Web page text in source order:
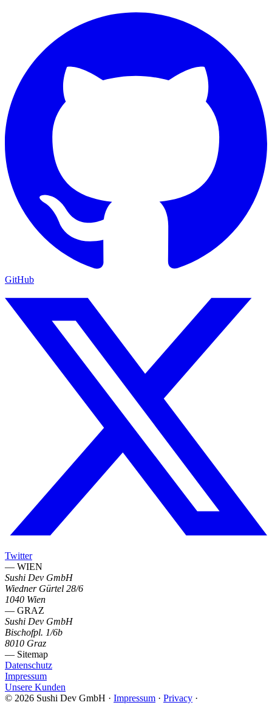
GitHub
Twitter
— WIEN
Sushi Dev GmbH
Wiedner Gürtel 28/6
1040 Wien
— GRAZ
Sushi Dev GmbH
Bischofpl. 1/6b
8010 Graz
— Sitemap
Datenschutz
Impressum
Unsere Kunden
© 2026 Sushi Dev GmbH · Impressum · Privacy ·